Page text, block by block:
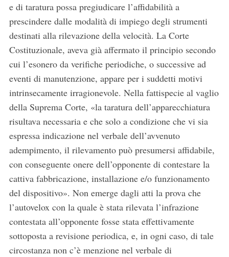
e di taratura possa pregiudicare l’affidabilità a
prescindere dalle modalità di impiego degli strumenti
destinati alla rilevazione della velocità. La Corte
Costituzionale, aveva già affermato il principio secondo
cui l’esonero da verifiche periodiche, o successive ad
eventi di manutenzione, appare per i suddetti motivi
intrinsecamente irragionevole. Nella fattispecie al vaglio
della Suprema Corte, «la taratura dell’apparecchiatura
risultava necessaria e che solo a condizione che vi sia
espressa indicazione nel verbale dell’avvenuto
adempimento, il rilevamento può presumersi affidabile,
con conseguente onere dell’opponente di contestare la
cattiva fabbricazione, installazione e/o funzionamento
del dispositivo». Non emerge dagli atti la prova che
l’autovelox con la quale è stata rilevata l’infrazione
contestata all’opponente fosse stata effettivamente
sottoposta a revisione periodica, e, in ogni caso, di tale
circostanza non c’è menzione nel verbale di